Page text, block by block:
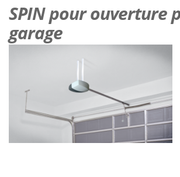
SPIN pour ouverture
garage